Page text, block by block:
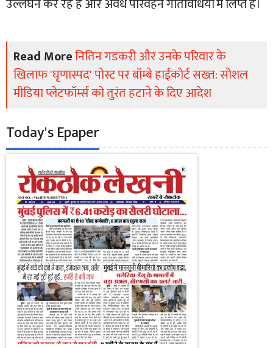
Read Moreनितिन गडकरी और उनके परिवार के
खिलाफ 'घृणास्पद' पोस्ट पर बॉम्बे हाईकोर्ट सख्त: सोशल
मीडिया प्लेटफॉर्म्स को तुरंत हटाने के दिए आदेश
Today's Epaper